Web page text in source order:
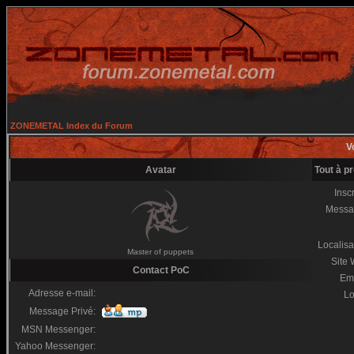
ZONEMETAL Index du Forum
Avatar Tout à
Master of puppets
Site
Contact PoC
Adresse e-mail:
Message Privé:
MSN Messenger:
Yahoo Messenger: